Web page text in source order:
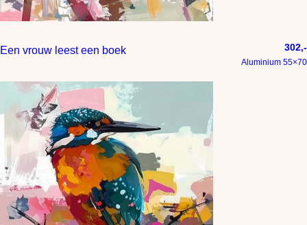
Een vrouw leest een boek 302,-
Aluminium 55×70